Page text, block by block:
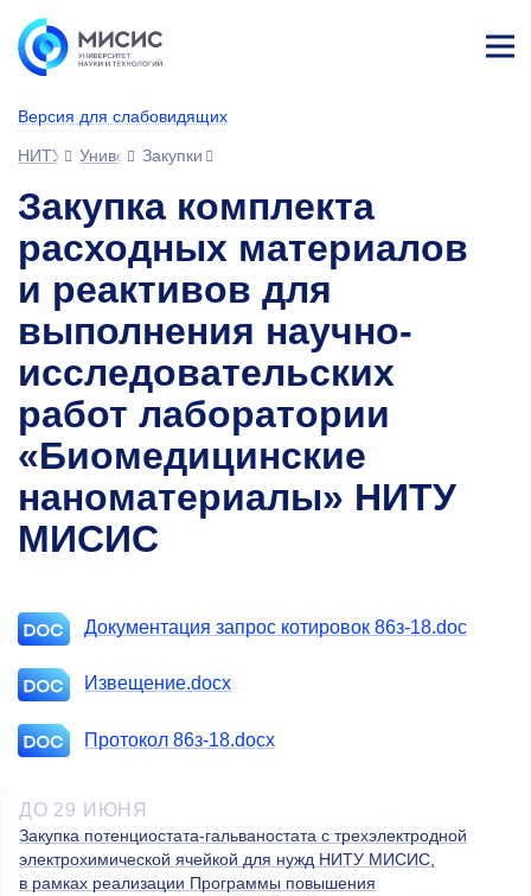
Версия для слабовидящих
НИТУ МИСИСУниверситет
Закупки
Закупка комплекта
расходных материалов
и реактивов для
выполнения научно-
исследовательских
работ лаборатории
«Биомедицинские
наноматериалы» НИТУ
МИСИС
Документация запрос котировок 86з-18.doc
Извещение.docx
Протокол 86з-18.docx
ДО 29 ИЮНЯ
Закупка потенциостата-гальваностата с трехэлектродной
электрохимической ячейкой для нужд НИТУ МИСИС,
в рамках реализации Программы повышения